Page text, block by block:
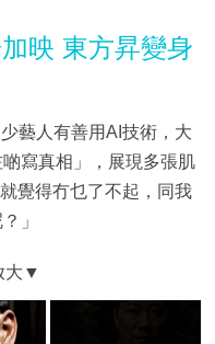
映 東方昇變身
藝人有善用AI技術，大
寫真相」，展現多張肌
覺得冇乜了不起，同我
」